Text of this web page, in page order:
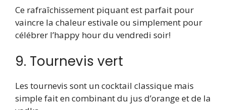
Ce rafraîchissement piquant est parfait pour
vaincre la chaleur estivale ou simplement pour
célébrer l’happy hour du vendredi soir!
9. Tournevis vert
Les tournevis sont un cocktail classique mais
simple fait en combinant du jus d’orange et de la